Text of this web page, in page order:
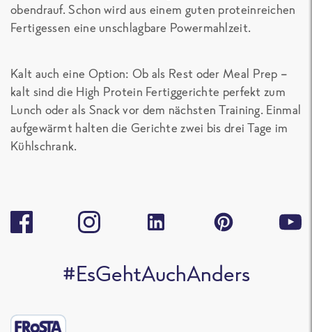
obendrauf. Schon wird aus einem guten proteinreichen
Fertigessen eine unschlagbare Powermahlzeit.
Kalt auch eine Option: Ob als Rest oder Meal Prep –
kalt sind die High Protein Fertiggerichte perfekt zum
Lunch oder als Snack vor dem nächsten Training. Einmal
aufgewärmt halten die Gerichte zwei bis drei Tage im
Kühlschrank.
#EsGehtAuchAnders